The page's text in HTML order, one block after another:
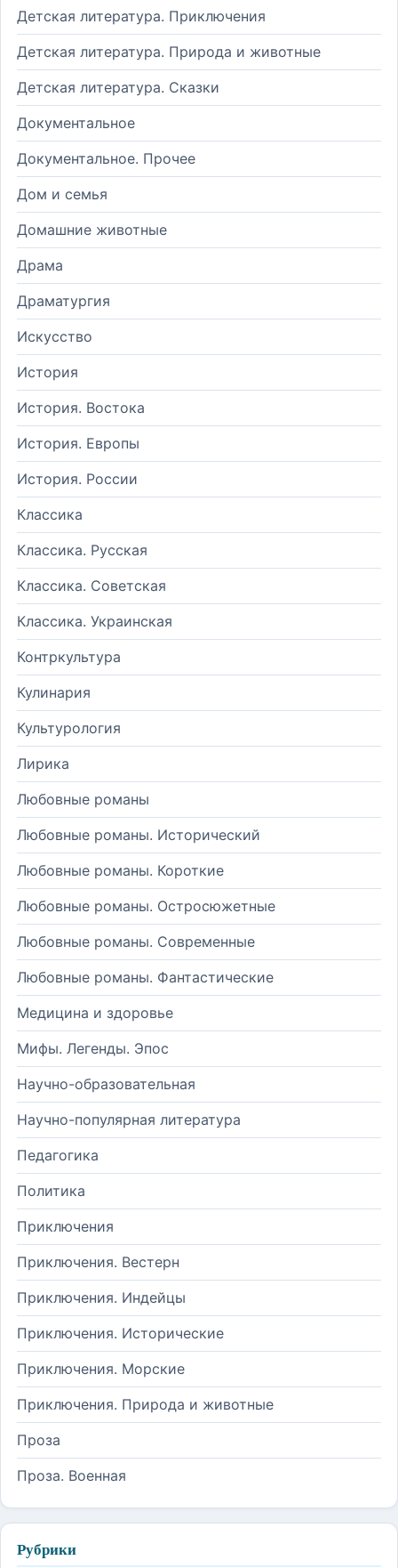
Детская литература. Приключения
Детская литература. Природа и животные
Детская литература. Сказки
Документальное
Документальное. Прочее
Дом и семья
Домашние животные
Драма
Драматургия
Искусство
История
История. Востока
История. Европы
История. России
Классика
Классика. Русская
Классика. Советская
Классика. Украинская
Контркультура
Кулинария
Культурология
Лирика
Любовные романы
Любовные романы. Исторический
Любовные романы. Короткие
Любовные романы. Остросюжетные
Любовные романы. Современные
Любовные романы. Фантастические
Медицина и здоровье
Мифы. Легенды. Эпос
Научно-образовательная
Научно-популярная литература
Педагогика
Политика
Приключения
Приключения. Вестерн
Приключения. Индейцы
Приключения. Исторические
Приключения. Морские
Приключения. Природа и животные
Проза
Проза. Военная
Рубрики